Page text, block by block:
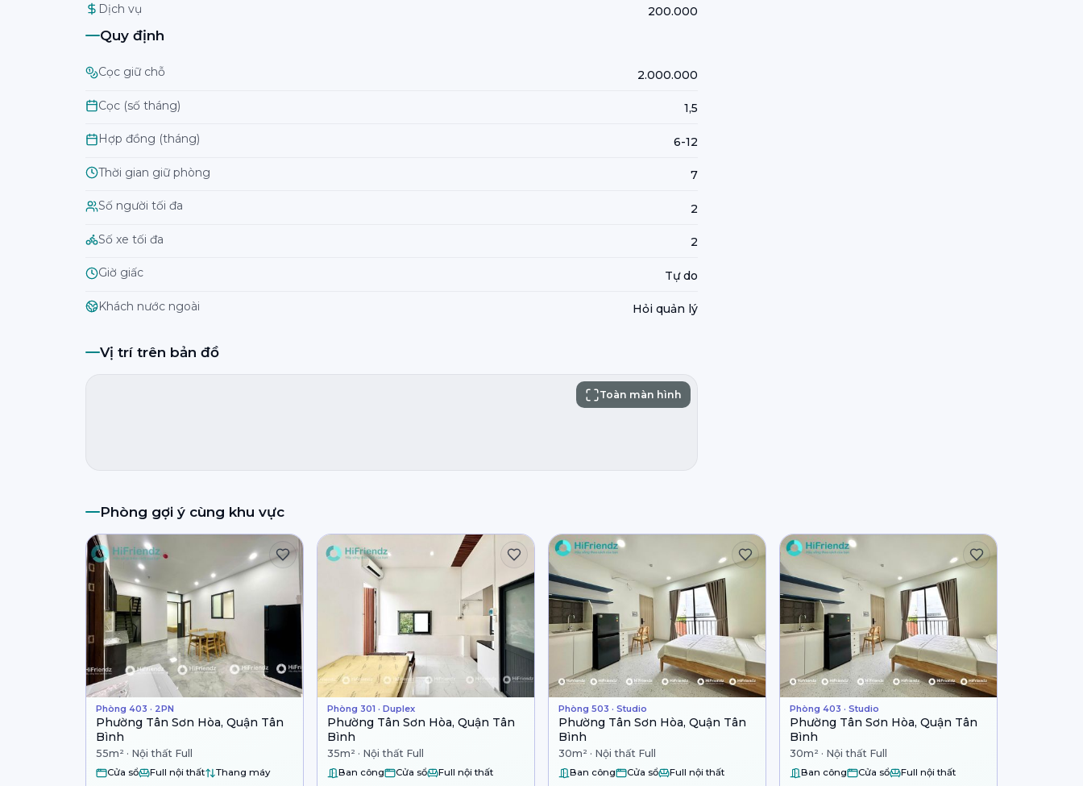
Dịch vụ 200.000
Quy định
Cọc giữ chỗ 2.000.000
Cọc (số tháng) 1,5
Hợp đồng (tháng) 6-12
Thời gian giữ phòng 7
Số người tối đa 2
Số xe tối đa 2
Giờ giấc Tự do
Khách nước ngoài Hỏi quản lý
Vị trí trên bản đồ
Toàn màn hình
Phòng gợi ý cùng khu vực
Phòng 403 · 2PN
Phường Tân Sơn Hòa, Quận Tân
Bình
55m² · Nội thất Full
Cửa sổ Full nội thất Thang máy
Phòng 301 · Duplex
Phường Tân Sơn Hòa, Quận Tân
Bình
35m² · Nội thất Full
Ban công Cửa sổ Full nội thất
Phòng 503 · Studio
Phường Tân Sơn Hòa, Quận Tân
Bình
30m² · Nội thất Full
Ban công Cửa sổ Full nội thất
Phòng 403 · Studio
Phường Tân Sơn Hòa, Quận Tân
Bình
30m² · Nội thất Full
Ban công Cửa sổ Full nội thất